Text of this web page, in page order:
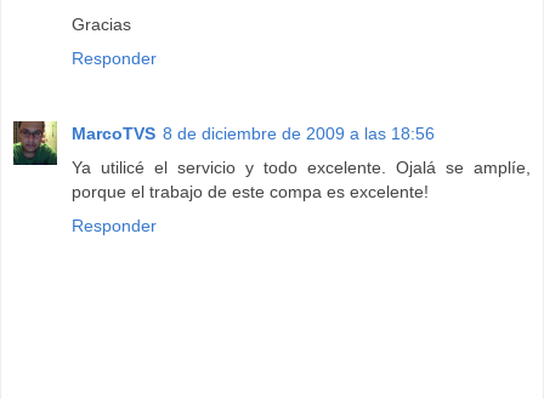
Gracias
Responder
MarcoTVS 8 de diciembre de 2009 a las 18:56
Ya utilicé el servicio y todo excelente. Ojalá se amplíe,
porque el trabajo de este compa es excelente!
Responder